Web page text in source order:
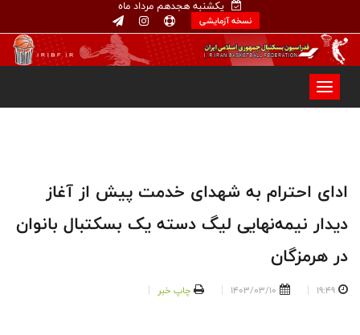
یکشنبه هجدهم مرداد ماه
نسخه آزمایشی
ادای احترام به شهدای خدمت پیش از آغاز
دیدار نیمه‌نهایی لیگ دسته یک بسکتبال بانوان
در هرمزگان
19:49
1403/03/10 چاپ خبر